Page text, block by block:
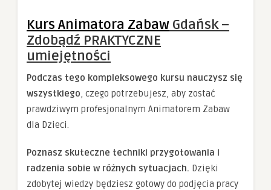
Kurs Animatora Zabaw Gdańsk –
Zdobądź PRAKTYCZNE
umiejętności
Podczas tego kompleksowego kursu nauczysz się
wszystkiego, czego potrzebujesz, aby zostać
prawdziwym profesjonalnym Animatorem Zabaw
dla Dzieci.
Poznasz skuteczne techniki przygotowania i
radzenia sobie w różnych sytuacjach. Dzięki
zdobytej wiedzy będziesz gotowy do podjęcia pracy